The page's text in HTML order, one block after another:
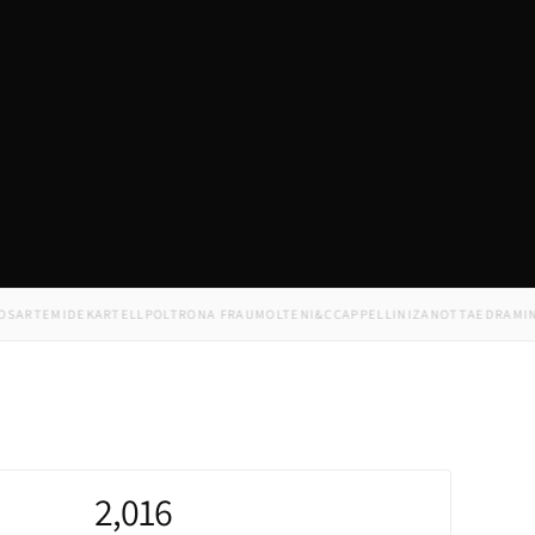
KARTELLPOLTRONA FRAU MOLTENI&C CAPPELLINIZANOTTAEDRAMINOTTI
2,016